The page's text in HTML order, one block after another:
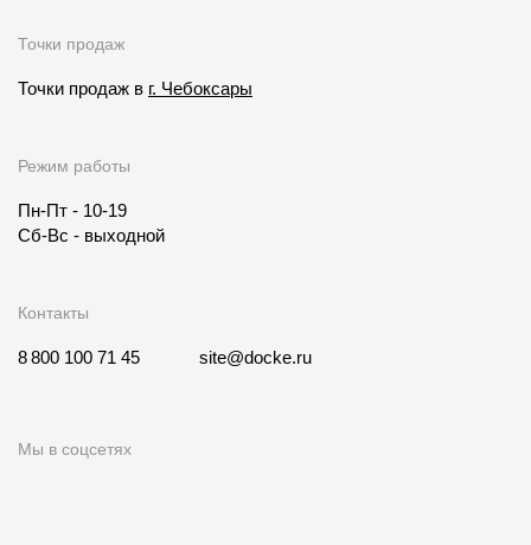
Точки продаж
Точки продаж в г. Чебоксары
Режим работы
Пн-Пт - 10-19
Сб-Вс - выходной
Контакты
8 800 100 71 45 site@docke.ru
Мы в соцсетях